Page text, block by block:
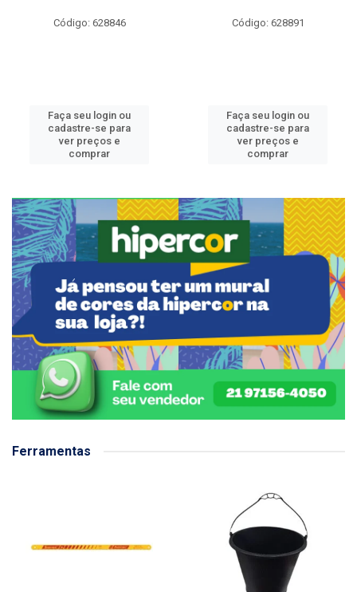
Código: 628846
Faça seu login ou
cadastre-se para
ver preços e
comprar
Código: 628891
Faça seu login ou
cadastre-se para
ver preços e
comprar
Ferramentas